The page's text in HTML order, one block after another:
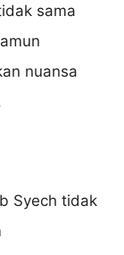
sama
nuansa
Syech tidak